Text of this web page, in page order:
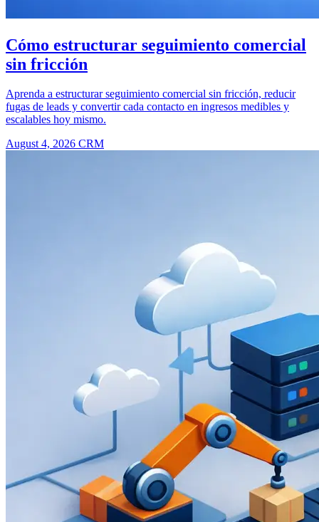
Cómo estructurar seguimiento comercial
sin fricción
Aprenda a estructurar seguimiento comercial sin fricción, reducir
fugas de leads y convertir cada contacto en ingresos medibles y
escalables hoy mismo.
August 4, 2026 CRM